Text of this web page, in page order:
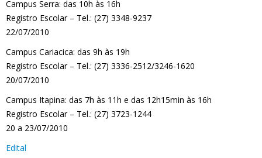
Campus Serra: das 10h às 16h
Registro Escolar – Tel.: (27) 3348-9237
22/07/2010
Campus Cariacica: das 9h às 19h
Registro Escolar – Tel.: (27) 3336-2512/3246-1620
20/07/2010
Campus Itapina: das 7h às 11h e das 12h15min às 16h
Registro Escolar – Tel.: (27) 3723-1244
20 a 23/07/2010
Edital